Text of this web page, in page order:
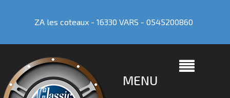
ZA les coteaux - 16330 VARS -0545200860
MENU